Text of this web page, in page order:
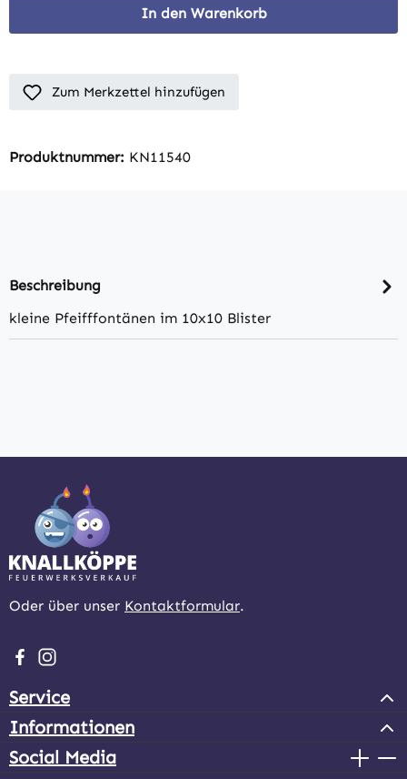
In den Warenkorb
Zum Merkzettel hinzufügen
Produktnummer: KN11540
Beschreibung
kleine Pfeifffontänen im 10x10 Blister
Oder über unser Kontaktformular.
Besuche uns auf Facebook – öffnet in neuem Tab
Schau auf Instagram vorbei – öffnet in neuem Tab
Service
Informationen
Social Media